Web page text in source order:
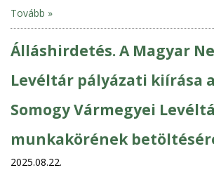
Tovább »
Álláshirdetés. A Magyar
Levéltár pályázati kiírása
Somogy Vármegyei
munkakörének
2025.08.22.